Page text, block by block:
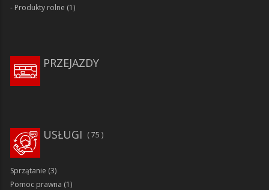
Produkty rolne (1)
PRZEJAZDY
75
USŁUGI
Sprzątanie (3)
Pomoc prawna (1)